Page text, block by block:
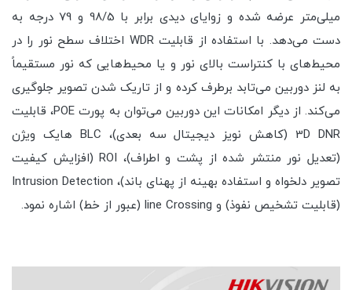
میلی‌متر عرضه شده و زوایای دیدی برابر با 98/5 و 79 درجه به
دست می‌دهد. با استفاده از قابلیت WDR اختلاف سطح نور را در
محیط‌های با کنتراست بالای نور و یا محیط‌هایی که نور مستقیماً
به لنز دوربین می‌تابد برطرف کرده و از تاریک شدن تصویر جلوگیری
می‌کند. از دیگر امکانات این دوربین می‌توان به پورت POE، قابلیت
3D DNR (کاهش نویز دیجیتال سه بعدی)، BLC هایک ویژن
(تعدیل نور منتشر شده از پشت و اطراف)، ROI (افزایش کیفیت
تصویر دلخواه و استفاده بهینه از پهنای باند)، Intrusion Detection
(قابلیت تشخیص نفوذ) و line Crossing (عبور از خط) اشاره نمود.